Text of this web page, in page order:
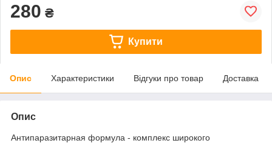
280 ₴
Купити
Опис Характеристики Відгуки про товар Доставка
Опис
Антипаразитарная формула - комплекс широкого